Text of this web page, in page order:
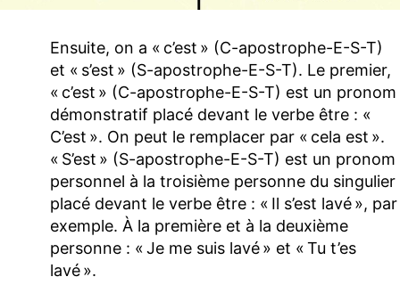
Ensuite, on a « c’est » (C-apostrophe-E-S-T)
et « s’est » (S-apostrophe-E-S-T). Le premier,
« c’est » (C-apostrophe-E-S-T) est un pronom
démonstratif placé devant le verbe être : «
C’est ». On peut le remplacer par « cela est ».
« S’est » (S-apostrophe-E-S-T) est un pronom
personnel à la troisième personne du singulier
placé devant le verbe être : « Il s’est lavé », par
exemple. À la première et à la deuxième
personne : « Je me suis lavé » et « Tu t’es
lavé ».